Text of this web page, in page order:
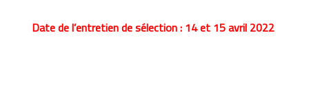
Date de l’entretien de sélection : 14 et 15 avril 2022